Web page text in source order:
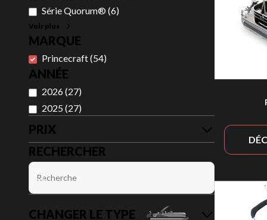
Série Quorum® (6)
Voir plus
MARQUE
Princecraft(54)
ANNÉE
2026(27)
2025 (27)
PRIX
RECHERCHER
CHANGER LE TYPE